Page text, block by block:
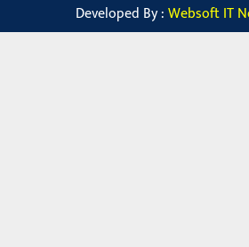
Developed By :Websoft IT